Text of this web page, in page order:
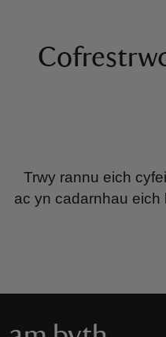
Trwy rannu eich
ac yn cadarnhau